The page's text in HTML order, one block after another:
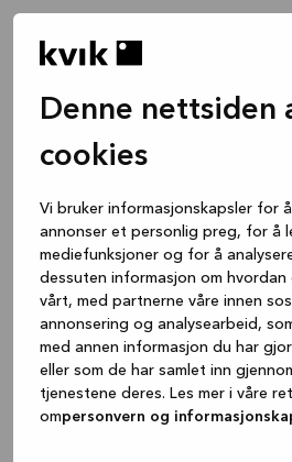
Denne nettsiden
cookies
Vi bruker informasjonskapsler for
annonser et personlig preg, for å
mediefunksjoner og for å
dessuten informasjon om
vårt, med partnerne våre innen
annonsering og analysearbeid,
med annen informasjon du har
eller som de har samlet inn
tjenestene deres. Les mer i våre
ompersonvern og